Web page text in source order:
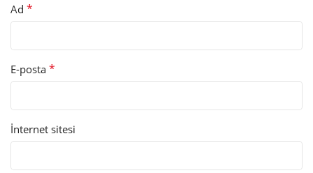
Ad *
E-posta *
İnternet sitesi